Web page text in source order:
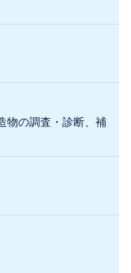
物の調査・診断、補